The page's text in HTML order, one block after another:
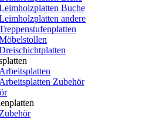
Buche
andere
Zubehör